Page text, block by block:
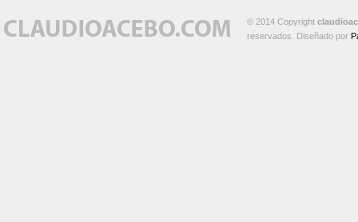
© 2014 Copyright
reservados. Diseñado por